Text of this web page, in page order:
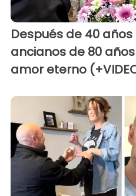
Después de 40
ancianos de 80
amor eterno